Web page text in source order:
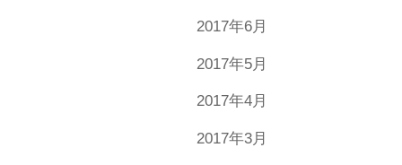
2017年6月
2017年5月
2017年4月
2017年3月